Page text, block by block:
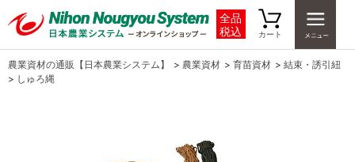
全品
税込
カート
農業資材の通販【日本農業システム】 > 農業資材 > 育苗資材 > 結束・誘引紐
> しゅろ縄